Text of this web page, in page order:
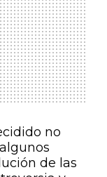
no
de las